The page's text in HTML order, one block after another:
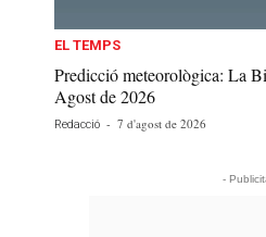
EL TEMPS
Predicció meteorològica: La
Agost de 2026
Redacció - 7 d'agost de 2026
-